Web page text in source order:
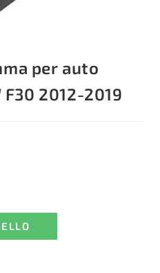
per auto
F30 2012-2019